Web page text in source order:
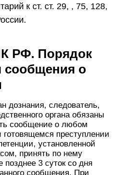
к ст. ст. 29, , 75, 128,
РФ. Порядок
сообщения о
дознания, следователь,
органа обязаны
сообщение о любом
преступлении
установленной
принять по нему
позднее 3 суток со дня
сообщения. При